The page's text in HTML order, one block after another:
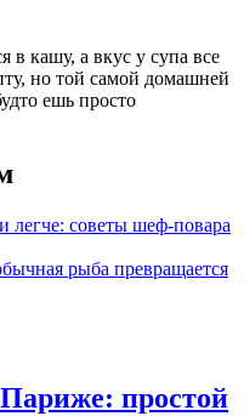
в кашу, а вкус у супа все
но той самой домашней
ешь просто
легче: советы шеф-повара
рыба превращается
простой